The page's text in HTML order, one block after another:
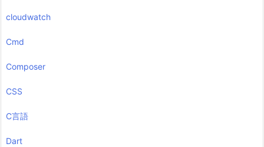
cloudwatch
Cmd
Composer
CSS
C言語
Dart